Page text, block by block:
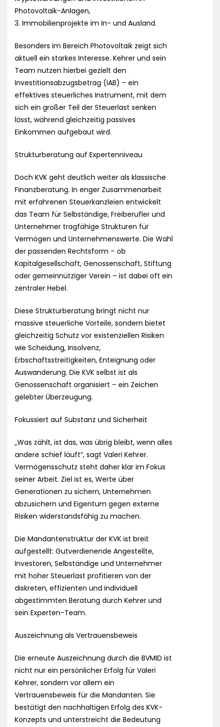
Photovoltaik-Anlagen,
3. Immobilienprojekte im In- und Ausland.
Besonders im Bereich Photovoltaik zeigt sich
aktuell ein starkes Interesse. Kehrer und sein
Team nutzen hierbei gezielt den
Investitionsabzugsbetrag (IAB) – ein
effektives steuerliches Instrument, mit dem
sich ein großer Teil der Steuerlast senken
lässt, während gleichzeitig passives
Einkommen aufgebaut wird.
Strukturberatung auf Expertenniveau
Doch KVK geht deutlich weiter als klassische
Finanzberatung. In enger Zusammenarbeit
mit erfahrenen Steuerkanzleien entwickelt
das Team für Selbständige, Freiberufler und
Unternehmer tragfähige Strukturen für
Vermögen und Unternehmenswerte. Die Wahl
der passenden Rechtsform – ob
Kapitalgesellschaft, Genossenschaft, Stiftung
oder gemeinnütziger Verein – ist dabei oft ein
zentraler Hebel.
Diese Strukturberatung bringt nicht nur
massive steuerliche Vorteile, sondern bietet
gleichzeitig Schutz vor existenziellen Risiken
wie Scheidung, Insolvenz,
Erbschaftsstreitigkeiten, Enteignung oder
Auswanderung. Die KVK selbst ist als
Genossenschaft organisiert – ein Zeichen
gelebter Überzeugung.
Fokussiert auf Substanz und Sicherheit
„Was zählt, ist das, was übrig bleibt, wenn alles
andere schief läuft“, sagt Valeri Kehrer.
Vermögensschutz steht daher klar im Fokus
seiner Arbeit. Ziel ist es, Werte über
Generationen zu sichern, Unternehmen
abzusichern und Eigentum gegen externe
Risiken widerstandsfähig zu machen.
Die Mandantenstruktur der KVK ist breit
aufgestellt: Gutverdienende Angestellte,
Investoren, Selbständige und Unternehmer
mit hoher Steuerlast profitieren von der
diskreten, effizienten und individuell
abgestimmten Beratung durch Kehrer und
sein Experten-Team.
Auszeichnung als Vertrauensbeweis
Die erneute Auszeichnung durch die BVMID ist
nicht nur ein persönlicher Erfolg für Valeri
Kehrer, sondern vor allem ein
Vertrauensbeweis für die Mandanten. Sie
bestätigt den nachhaltigen Erfolg des KVK-
Konzepts und unterstreicht die Bedeutung